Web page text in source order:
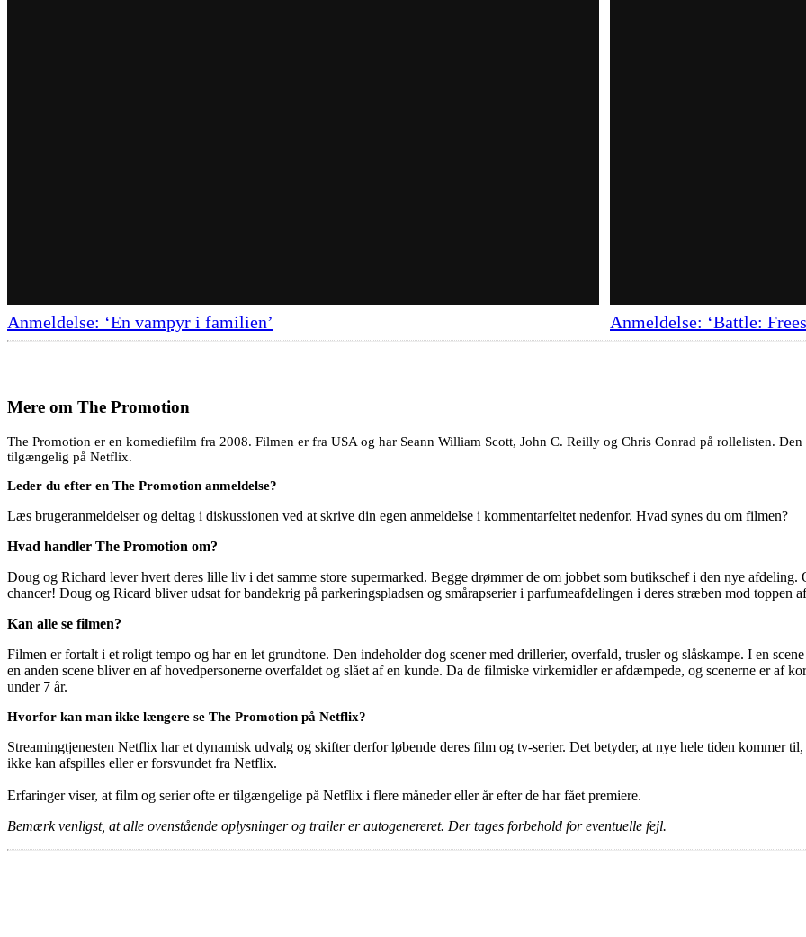
Anmeldelse: ‘En vampyr i familien’ Anmeldelse: ‘Battle:
Mere om The Promotion
The Promotion er en komediefilm fra 2008. Filmen er fra USA og har Seann William Scott, John C. Reilly og Chris Conrad på rollelisten.
tilgængelig på Netflix.
Leder du efter en The Promotion anmeldelse?
Læs brugeranmeldelser og deltag i diskussionen ved at skrive din egen anmeldelse i kommentarfeltet nedenfor. Hvad synes du om filmen?
Hvad handler The Promotion om?
Doug og Richard lever hvert deres lille liv i det samme store supermarked. Begge drømmer de om jobbet som butikschef i den nye
chancer! Doug og Ricard bliver udsat for bandekrig på parkeringspladsen og smårapserier i parfumeafdelingen i deres stræben mod toppen
Kan alle se filmen?
Filmen er fortalt i et roligt tempo og har en let grundtone. Den indeholder dog scener med drillerier, overfald, trusler og slåskampe. I en
en anden scene bliver en af hovedpersonerne overfaldet og slået af en kunde. Da de filmiske virkemidler er afdæmpede, og scenerne er af
under 7 år.
Hvorfor kan man ikke længere se The Promotion på Netflix?
Streamingtjenesten Netflix har et dynamisk udvalg og skifter derfor løbende deres film og tv-serier. Det betyder, at nye hele tiden kommer
ikke kan afspilles eller er forsvundet fra Netflix.
Erfaringer viser, at film og serier ofte er tilgængelige på Netflix i flere måneder eller år efter de har fået premiere.
Bemærk venligst, at alle ovenstående oplysninger og trailer er autogenereret. Der tages forbehold for eventuelle fejl.